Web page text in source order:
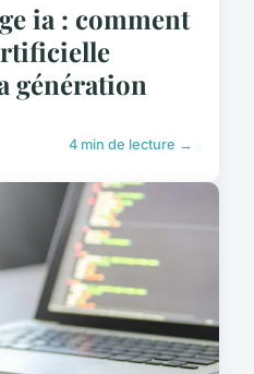
ia : comment
génération
4 min de lecture →